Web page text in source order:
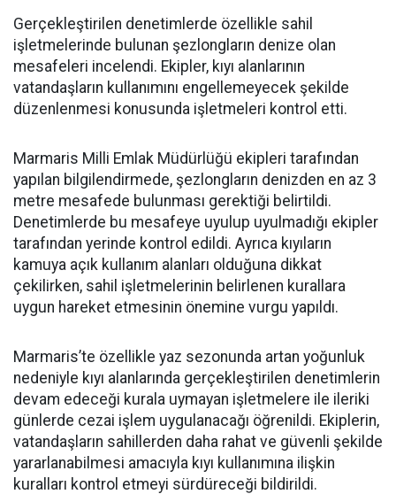
Gerçekleştirilen denetimlerde özellikle sahil
işletmelerinde bulunan şezlongların denize olan
mesafeleri incelendi. Ekipler, kıyı alanlarının
vatandaşların kullanımını engellemeyecek şekilde
düzenlenmesi konusunda işletmeleri kontrol etti.
Marmaris Milli Emlak Müdürlüğü ekipleri tarafından
yapılan bilgilendirmede, şezlongların denizden en az 3
metre mesafede bulunması gerektiği belirtildi.
Denetimlerde bu mesafeye uyulup uyulmadığı ekipler
tarafından yerinde kontrol edildi. Ayrıca kıyıların
kamuya açık kullanım alanları olduğuna dikkat
çekilirken, sahil işletmelerinin belirlenen kurallara
uygun hareket etmesinin önemine vurgu yapıldı.
Marmaris’te özellikle yaz sezonunda artan yoğunluk
nedeniyle kıyı alanlarında gerçekleştirilen denetimlerin
devam edeceği kurala uymayan işletmelere ile ileriki
günlerde cezai işlem uygulanacağı öğrenildi. Ekiplerin,
vatandaşların sahillerden daha rahat ve güvenli şekilde
yararlanabilmesi amacıyla kıyı kullanımına ilişkin
kuralları kontrol etmeyi sürdüreceği bildirildi.